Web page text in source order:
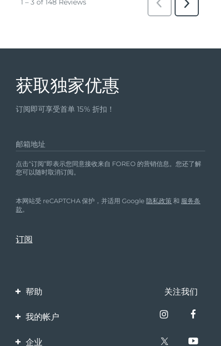
获取独家优惠
订阅即可享受首单 15% 折扣！
邮箱地址
点击“订阅”即表示您同意接收来自 FOREO 的营销信息。您还了解
您可以随时取消订阅。
本网站受 reCAPTCHA 保护，并适用 Google隐私政策 和 服务条
款。
帮助
联系我们
关注我们
我的帐户
产品注册
企业